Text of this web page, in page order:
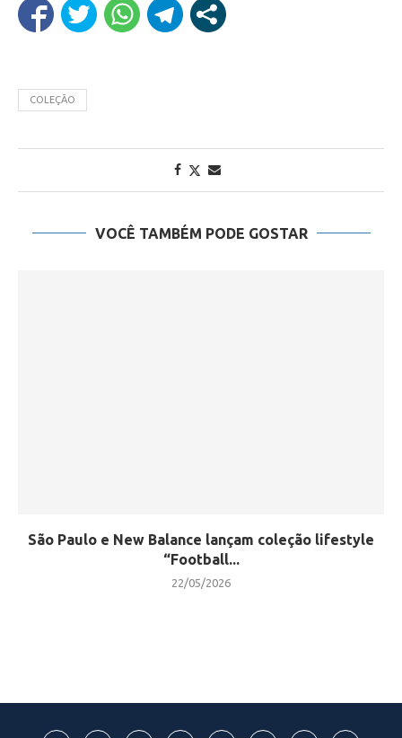
COLEÇÃO
VOCÊ TAMBÉM PODE GOSTAR
São Paulo e New Balance lançam coleção lifestyle
“Football...
22/05/2026